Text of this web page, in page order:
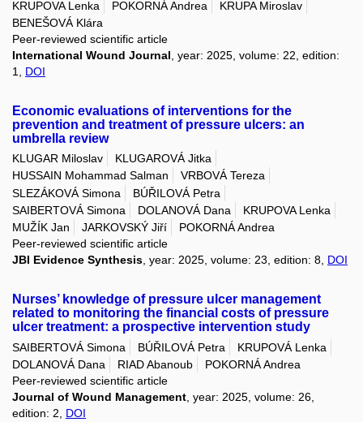
KRUPOVA Lenka POKORNÁ Andrea
KRUPA Miroslav
BENEŠOVÁ Klára
Peer-reviewed scientific article
International Wound Journal , year: 2025, volume: 22, edition:
1, DOI
Economic evaluations of interventions for the
prevention and treatment of pressure ulcers: an
umbrella review
KLUGAR Miloslav
KLUGAROVÁ Jitka
HUSSAIN Mohammad Salman
VRBOVÁ Tereza
SLEZÁKOVÁ Simona
BÚŘILOVÁ Petra
SAIBERTOVÁ Simona
DOLANOVÁ Dana
KRUPOVA Lenka
MUŽÍK Jan
JARKOVSKÝ Jiří
POKORNÁ Andrea
Peer-reviewed scientific article
JBI Evidence Synthesis, year: 2025, volume: 23, edition: 8, DOI
Nurses’ knowledge of pressure ulcer management
related to monitoring the financial costs of pressure
ulcer treatment: a prospective intervention study
SAIBERTOVÁ Simona BÚŘILOVÁ Petra
KRUPOVÁ Lenka
DOLANOVÁ Dana
RIAD Abanoub
POKORNÁ Andrea
Peer-reviewed scientific article
Journal of Wound Management , year: 2025, volume: 26,
edition: 2, DOI